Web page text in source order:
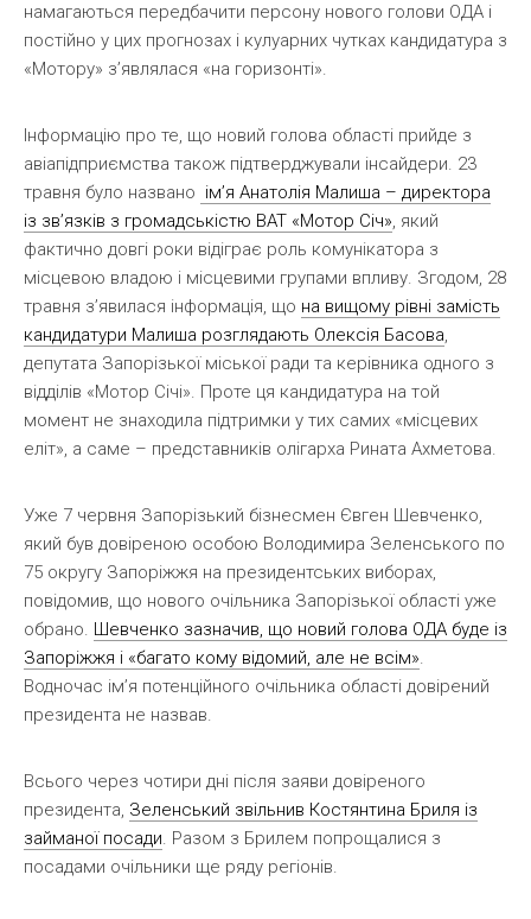
намагаються передбачити персону нового голови ОДА і
постійно у цих прогнозах і кулуарних чутках кандидатура з
«Мотору» з’являлася «на горизонті».
Інформацію про те, що новий голова області прийде з
авіапідприємства також підтверджували інсайдери. 23
травня було названо ім’я Анатолія Малиша – директора
із зв’язків з громадськістю ВАТ «Мотор Січ», який
фактично довгі роки відіграє роль комунікатора з
місцевою владою і місцевими групами впливу. Згодом, 28
травня з’явилася інформація, що на вищому рівні замість
кандидатури Малиша розглядають Олексія Басова,
депутата Запорізької міської ради та керівника одного з
відділів «Мотор Січі». Проте ця кандидатура на той
момент не знаходила підтримки у тих самих «місцевих
еліт», а саме – представників олігарха Рината Ахметова.
Уже 7 червня Запорізький бізнесмен Євген Шевченко,
який був довіреною особою Володимира Зеленського по
75 округу Запоріжжя на президентських виборах,
повідомив, що нового очільника Запорізької області уже
обрано. Шевченко зазначив, що новий голова ОДА буде із
Запоріжжя і «багато кому відомий, але не всім».
Водночас ім’я потенційного очільника області довірений
президента не назвав.
Всього через чотири дні після заяви довіреного
президента, Зеленський звільнив Костянтина Бриля із
займаної посади. Разом з Брилем попрощалися з
посадами очільники ще ряду регіонів.